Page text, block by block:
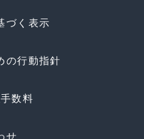
づく表示
の行動指針
数料
せ